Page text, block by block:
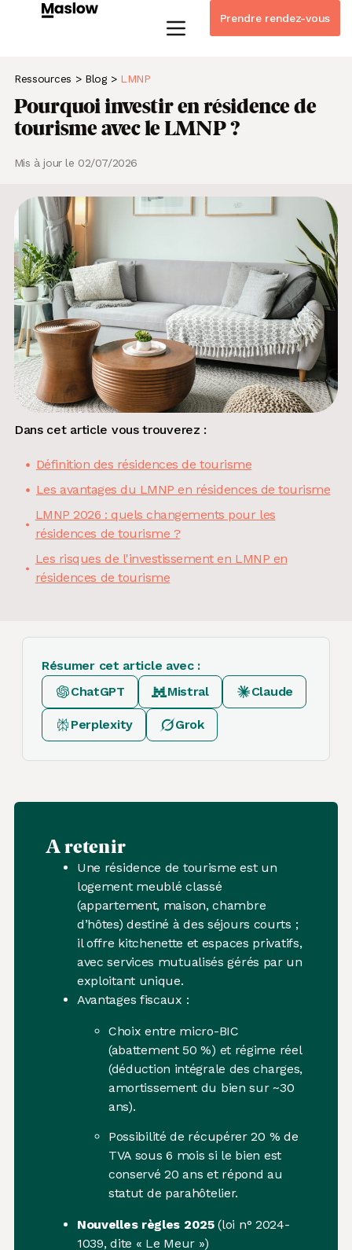
Prendre rendez-vous
Ressources > Blog> LMNP
Pourquoi investir en résidence de
tourisme avec le LMNP ?
Mis à jour le 02/07/2026
Dans cet article vous trouverez :
Définition des résidences de tourisme
Les avantages du LMNP en résidences de tourisme
LMNP 2026 : quels changements pour les
résidences de tourisme ?
Les risques de l'investissement en LMNP en
résidences de tourisme
Résumer cet article avec :
ChatGPT
Mistral Claude
Perplexity Grok
A retenir
Une résidence de tourisme est un
logement meublé classé
(appartement, maison, chambre
d’hôtes) destiné à des séjours courts ;
il offre kitchenette et espaces privatifs,
avec services mutualisés gérés par un
exploitant unique.
Avantages fiscaux :
Choix entre micro-BIC
(abattement 50 %) et régime réel
(déduction intégrale des charges,
amortissement du bien sur ~30
ans).
Possibilité de récupérer 20 % de
TVA sous 6 mois si le bien est
conservé 20 ans et répond au
statut de parahôtelier.
Nouvelles règles 2025(loi n° 2024-
1039, dite « Le Meur »)